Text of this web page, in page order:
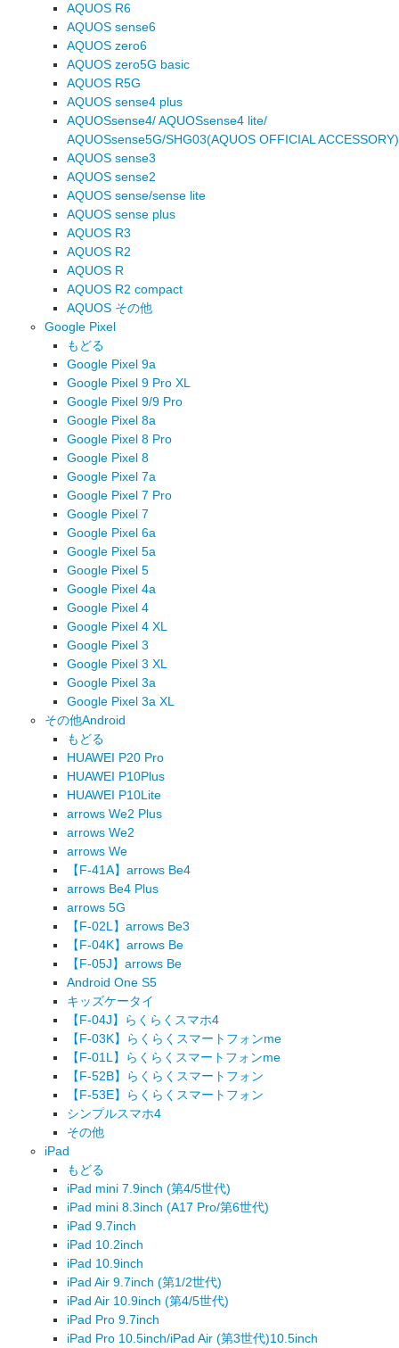
AQUOS R6
AQUOS sense6
AQUOS zero6
AQUOS zero5G basic
AQUOS R5G
AQUOS sense4 plus
AQUOSsense4/ AQUOSsense4 lite/
AQUOSsense5G/SHG03(AQUOS OFFICIAL ACCESSORY)
AQUOS sense3
AQUOS sense2
AQUOS sense/sense lite
AQUOS sense plus
AQUOS R3
AQUOS R2
AQUOS R
AQUOS R2 compact
AQUOS その他
Google Pixel
もどる
Google Pixel 9a
Google Pixel 9 Pro XL
Google Pixel 9/9 Pro
Google Pixel 8a
Google Pixel 8 Pro
Google Pixel 8
Google Pixel 7a
Google Pixel 7 Pro
Google Pixel 7
Google Pixel 6a
Google Pixel 5a
Google Pixel 5
Google Pixel 4a
Google Pixel 4
Google Pixel 4 XL
Google Pixel 3
Google Pixel 3 XL
Google Pixel 3a
Google Pixel 3a XL
その他Android
もどる
HUAWEI P20 Pro
HUAWEI P10Plus
HUAWEI P10Lite
arrows We2 Plus
arrows We2
arrows We
【F-41A】arrows Be4
arrows Be4 Plus
arrows 5G
【F-02L】arrows Be3
【F-04K】arrows Be
【F-05J】arrows Be
Android One S5
キッズケータイ
【F-04J】らくらくスマホ4
【F-03K】らくらくスマートフォンme
【F-01L】らくらくスマートフォンme
【F-52B】らくらくスマートフォン
【F-53E】らくらくスマートフォン
シンプルスマホ4
その他
iPad
もどる
iPad mini 7.9inch (第4/5世代)
iPad mini 8.3inch (A17 Pro/第6世代)
iPad 9.7inch
iPad 10.2inch
iPad 10.9inch
iPad Air 9.7inch (第1/2世代)
iPad Air 10.9inch (第4/5世代)
iPad Pro 9.7inch
iPad Pro 10.5inch/iPad Air (第3世代)10.5inch